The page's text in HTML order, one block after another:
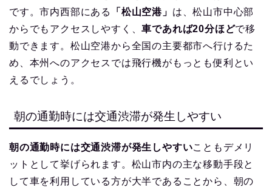
です。市内西部にある
「松山空港」 は、松山市中心部
からでもアクセスしやすく、車であれば20分ほどで移
動できます。松山空港から全国の主要都市へ行けるた
め、本州へのアクセスでは飛行機がもっとも便利とい
えるでしょう。
朝の通勤時には交通渋滞が発生しやすい
朝の通勤時には交通渋滞が発生しやすいこともデメリ
ットとして挙げられます。松山市内の主な移動手段と
して車を利用している方が大半であることから、朝の